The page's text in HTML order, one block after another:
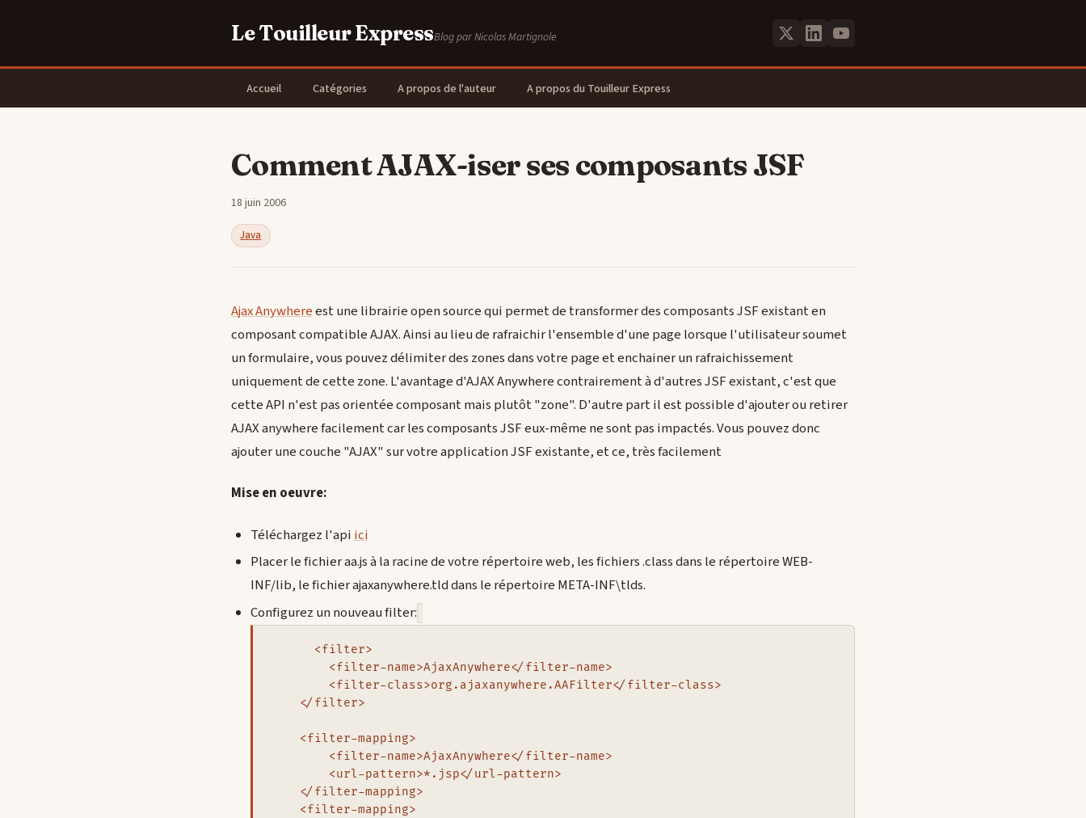
Le Touilleur ExpressBlog par Nicolas Martignole
Accueil Catégories A propos de l'auteur A propos du Touilleur Express
Comment AJAX-iser ses composants JSF
18 juin 2006
Java
Ajax Anywhereest une librairie open source qui permet de transformer des composants JSF existant en
composant compatible AJAX. Ainsi au lieu de rafraichir l'ensemble d'une page lorsque l'utilisateur soumet
un formulaire, vous pouvez délimiter des zones dans votre page et enchainer un rafraichissement
uniquement de cette zone. L'avantage d'AJAX Anywhere contrairement à d'autres JSF existant, c'est que
cette API n'est pas orientée composant mais plutôt "zone". D'autre part il est possible d'ajouter ou retirer
AJAX anywhere facilement car les composants JSF eux-même ne sont pas impactés. Vous pouvez donc
ajouter une couche "AJAX" sur votre application JSF existante, et ce, très facilement
Mise en oeuvre:
Téléchargez l'api ici
Placer le fichier aa.js à la racine de votre répertoire web, les fichiers .class dans le répertoire WEB-
INF/lib, le fichier ajaxanywhere.tld dans le répertoire META-INF\tlds.
Configurez un nouveau filter:
      <filter>
        <filter-name>AjaxAnywhere</filter-name>
        <filter-class>org.ajaxanywhere.AAFilter</filter-class>
    </filter>
    <filter-mapping>
        <filter-name>AjaxAnywhere</filter-name>
        <url-pattern>*.jsp</url-pattern>
    </filter-mapping>
    <filter-mapping>